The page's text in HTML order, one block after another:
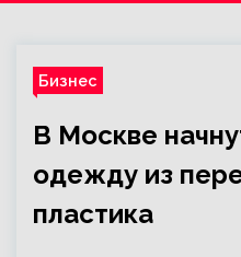
Бизнес
В Москве
одежду из
пластика